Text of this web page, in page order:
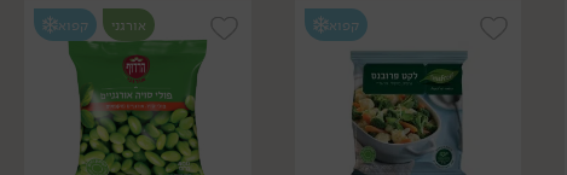
קפוא אורגני קפוא